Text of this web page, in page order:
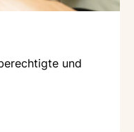
und